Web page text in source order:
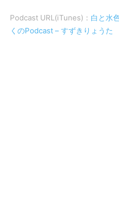
Podcast URL(iTunes)： 白と水
くのPodcast – すずきりょうた